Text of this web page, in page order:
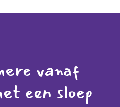
vanaf
een sloep